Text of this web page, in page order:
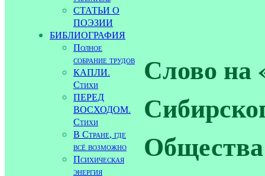
СТАТЬИ О
ПОЭЗИИ
БИБЛИОГРАФИЯ
Полное
собрание трудов
КАПЛИ.
Стихи
ПЕРЕД
ВОСХОДОМ.
Стихи
В Стране, где
всё возможно
Психическая
энергия
Слово на
Общества